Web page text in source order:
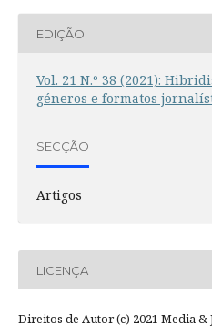
EDIÇÃO
Vol. 21 N.º 38 (2021):
géneros e formatos
SECÇÃO
Artigos
LICENÇA
Direitos de Autor (c) 2021 Media &